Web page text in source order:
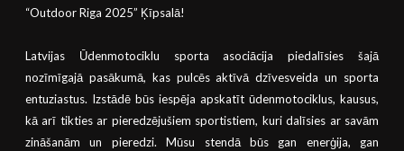
“Outdoor Riga 2025” Ķīpsalā!
Latvijas Ūdenmotociklu sporta asociācija piedalīsies šajā
nozīmīgajā pasākumā, kas pulcēs aktīvā dzīvesveida un sporta
entuziastus. Izstādē būs iespēja apskatīt ūdenmotociklus, kausus,
kā arī tikties ar pieredzējušiem sportistiem, kuri dalīsies ar savām
zināšanām un pieredzi. Mūsu stendā būs gan enerģija, gan